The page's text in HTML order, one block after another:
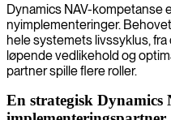
Dynamics NAV-kompetanse
nyimplementeringer.
hele systemets livssyklus,
løpende vedlikehold og
partner spille flere roller.
En strategisk Dynamics